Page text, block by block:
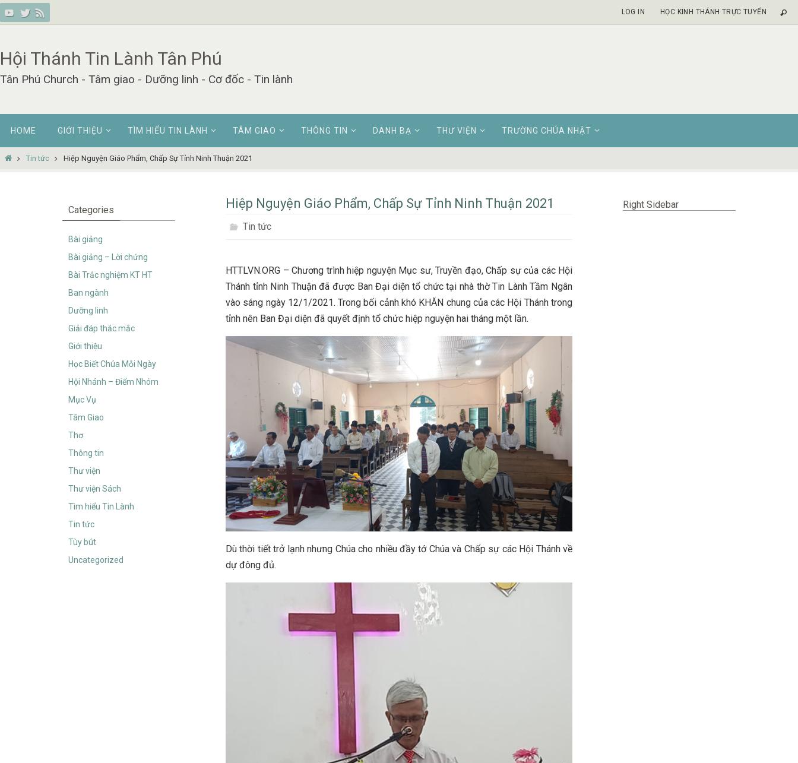
Skip
to
LOG IN HỌC KINH THÁNH TRỰC TUYẾN
Hội Thánh Tin Lành Tân Phú
Tân Phú Church - Tâm giao - Dưỡng linh - Cơ đốc - Tin lành
content
HOME GIỚI THIỆU TÌM HIỂU TIN LÀNH TÂM GIAO THÔNG TIN DANH BẠ THƯ VIỆN TRƯỜNG CHÚA NHẬT
HomeTin tức Hiệp Nguyện Giáo Phẩm, Chấp Sự Tỉnh Ninh Thuận 2021
Hiệp Nguyện Giáo Phẩm, Chấp Sự Tỉnh Ninh Thuận 2021
Tin tức
HTTLVN.ORG – Chương trình hiệp nguyện Mục sư, Truyền đạo, Chấp sự của các Hội
Thánh tỉnh Ninh Thuận đã được Ban Đại diện tổ chức tại nhà thờ Tin Lành Tầm Ngân
vào sáng ngày 12/1/2021. Trong bối cảnh khó KHĂN chung của các Hội Thánh trong
tỉnh nên Ban Đại diện đã quyết định tổ chức hiệp nguyện hai tháng một lần.
Dù thời tiết trở lạnh nhưng Chúa cho nhiều đầy tớ Chúa và Chấp sự các Hội Thánh về
dự đông đủ.
Categories
Bài giảng
Bài giảng – Lời chứng
Bài Trắc nghiệm KT HT
Ban ngành
Dưỡng linh
Giải đáp thắc mắc
Giới thiệu
Học Biết Chúa Mỗi Ngày
Hội Nhánh – Điểm Nhóm
Mục Vụ
Tâm Giao
Thơ
Thông tin
Thư viện
Thư viện Sách
Tìm hiểu Tin Lành
Tin tức
Tùy bút
Uncategorized
Right Sidebar